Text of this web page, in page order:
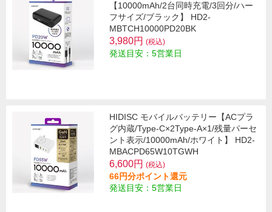
【10000mAh/2台同時充電/3回分/ハー
フサイズ/ブラック】 HD2-
MBTCH10000PD20BK
3,980円 (税込)
発送目安：5営業日
HIDISC モバイルバッテリー【ACプラ
グ内蔵/Type-C×2Type-A×1/残量パーセ
ント表示/10000mAh/ホワイト】 HD2-
MBACPD65W10TGWH
6,600円 (税込)
66円分ポイント還元
発送目安：5営業日